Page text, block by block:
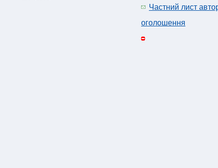
Частний лист
оголошення